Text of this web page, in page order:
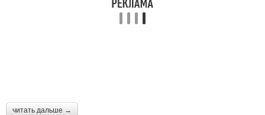
читать дальше →